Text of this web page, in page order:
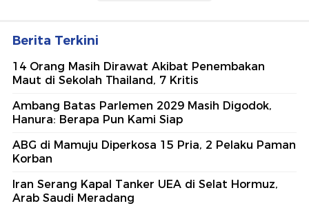
Berita Terkini
14 Orang Masih Dirawat Akibat Penembakan
Maut di Sekolah Thailand, 7 Kritis
Ambang Batas Parlemen 2029 Masih Digodok,
Hanura: Berapa Pun Kami Siap
ABG di Mamuju Diperkosa 15 Pria, 2 Pelaku Paman
Korban
Iran Serang Kapal Tanker UEA di Selat Hormuz,
Arab Saudi Meradang